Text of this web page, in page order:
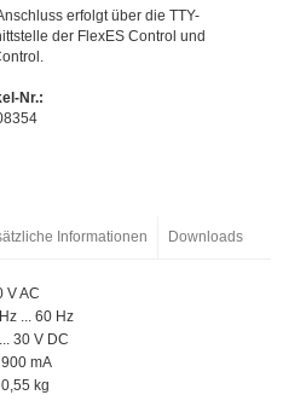
erfolgt über die TTY-
der FlexES Control und
Nr.:
Informationen Downloads
V AC
... 60 Hz
30 V DC
mA
kg